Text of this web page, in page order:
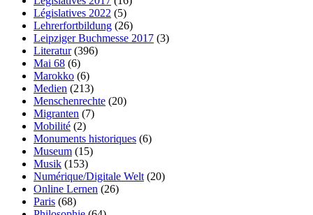
Législatives 2022 (5)
Lehrerfortbildung (26)
Leipziger Buchmesse 2017 (3)
Literatur(396)
Mai 68 (6)
Marokko (6)
Medien (213)
Menschenrechte (20)
Migranten (7)
Mobilité (2)
Monuments historiques (6)
Museum (15)
Musik (153)
Numérique/Digitale Welt (20)
Online Lernen (26)
Paris (68)